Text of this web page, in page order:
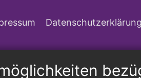
Datenschutzerklärung